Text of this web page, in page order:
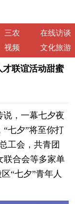
三农
在线访谈
视频 文化旅游
才联谊活动甜蜜
，一幕七夕夜
七夕”将至你打
工会，共青团
联合会等多家单
“七夕”青年人